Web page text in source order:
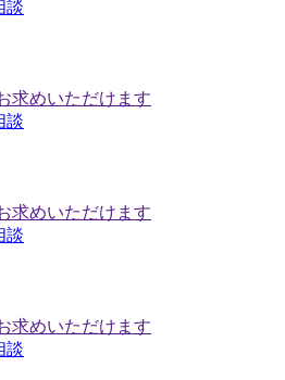
談
求めいただけます
談
求めいただけます
談
求めいただけます
談